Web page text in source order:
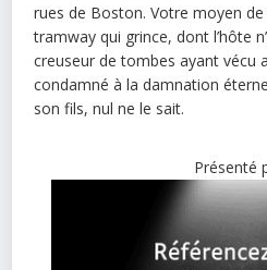
rues de Boston. Votre moyen
tramway qui grince, dont l’hôte
creuseur de tombes ayant vécu
condamné à la damnation
son fils, nul ne le sait.
Présenté